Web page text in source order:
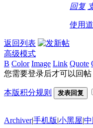
回复
使用
返回列表
高级模式
B Color Image Link Quote
您需要登录后才可以回帖
本版积分规则 发表回复
Archiver|手机版|小黑屋|